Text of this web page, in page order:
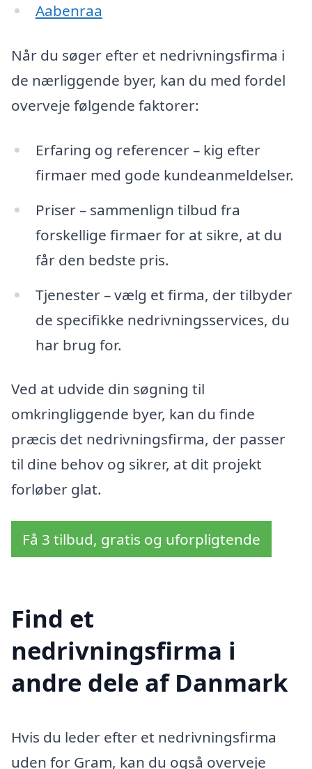
Aabenraa
Når du søger efter et nedrivningsfirma i
de nærliggende byer, kan du med fordel
overveje følgende faktorer:
Erfaring og referencer – kig efter
firmaer med gode kundeanmeldelser.
Priser – sammenlign tilbud fra
forskellige firmaer for at sikre, at du
får den bedste pris.
Tjenester – vælg et firma, der tilbyder
de specifikke nedrivningsservices, du
har brug for.
Ved at udvide din søgning til
omkringliggende byer, kan du finde
præcis det nedrivningsfirma, der passer
til dine behov og sikrer, at dit projekt
forløber glat.
Få 3 tilbud, gratis og uforpligtende
Find et
nedrivningsfirma i
andre dele af Danmark
Hvis du leder efter et nedrivningsfirma
uden for Gram, kan du også overveje